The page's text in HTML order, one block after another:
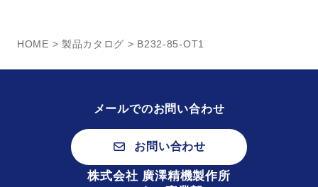
HOME > 製品カタログ > B232-85-OT1
メールでのお問い合わせ
お問い合わせ
株式会社 廣澤精機製作所